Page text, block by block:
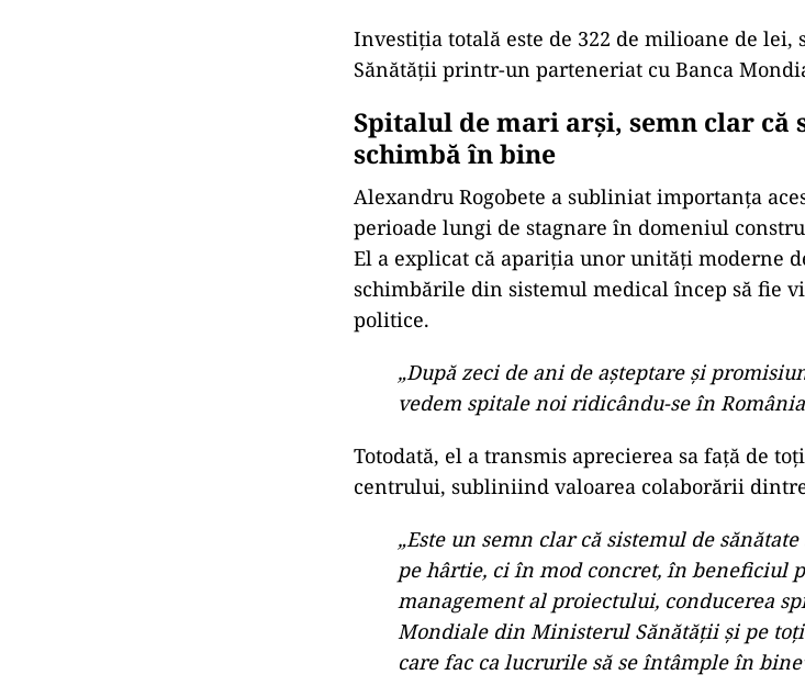
Investiția totală este de 322 de milioane de lei,
Sănătății printr-un parteneriat cu Banca
Spitalul de mari arși, semn clar că
schimbă în bine
Alexandru Rogobete a subliniat importanța
perioade lungi de stagnare în domeniul
El a explicat că apariția unor unități moderne
schimbările din sistemul medical încep să fie
politice.
„După zeci de ani de aşteptare şi
vedem spitale noi ridicându-se în
Totodată, el a transmis aprecierea sa față de
centrului, subliniind valoarea colaborării
„Este un semn clar că sistemul de
pe hârtie, ci în mod concret, în beneficiul
management al proiectului, conducerea
Mondiale din Ministerul Sănătăţii şi pe
care fac ca lucrurile să se întâmple în